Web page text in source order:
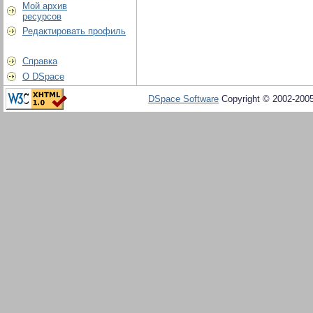
Мой архив
ресурсов
Редактировать профиль
Справка
О DSpace
DSpace Software Copyright © 2002-